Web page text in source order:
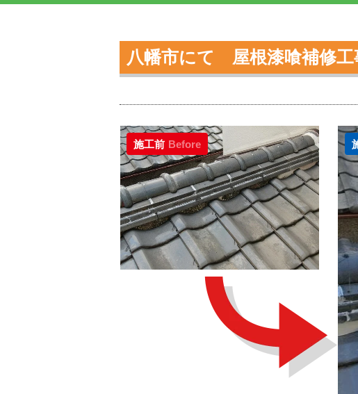
八幡市にて 屋根漆喰補修
施工前 Before